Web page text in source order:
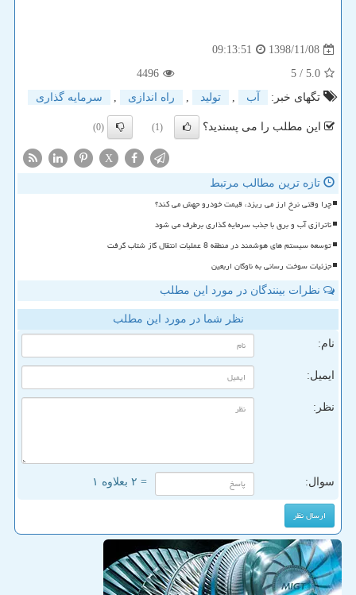
1398/11/08
09:13:51
5.0
/ 5
4496
تگهای خبر:
آب , تولید , راه اندازی , سرمایه گذاری
این مطلب را می پسندید؟ (1)
(0)
X
تازه ترین مطالب مرتبط
چرا وقتی نرخ ارز می ریزد، قیمت خودرو جهش می کند؟
ناترازی آب و برق با جذب سرمایه گذاری برطرف می شود
توسعه سیستم های هوشمند در منطقه 8 عملیات انتقال گاز شتاب گرفت
جزئیات سوخت رسانی به ناوگان اربعین
نظرات بینندگان در مورد این مطلب
نظر شما در مورد این مطلب
نام:
ایمیل:
نظر:
سوال: = ۲ بعلاوه ۱